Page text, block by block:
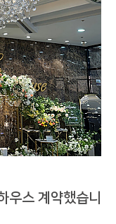
우스 계약했습니다!